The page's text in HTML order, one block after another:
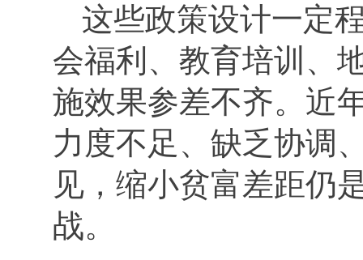
这些政策设计一定
会福利、教育培训、
施效果参差不齐。近
力度不足、缺乏协调
见，缩小贫富差距仍
战。